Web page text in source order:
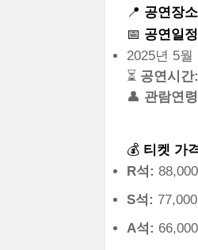
📍 공연장
📅 공연일
2025년 5
⏳ 공연시간:
👤 관람연
💰 티켓 가
R석:
S석:
A석: